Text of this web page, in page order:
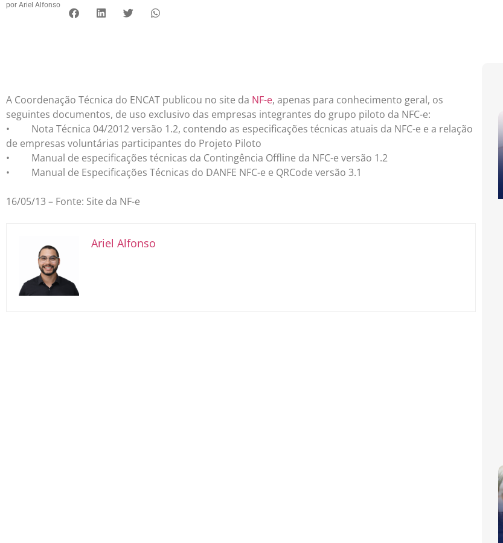
por Ariel Alfonso
A Coordenação Técnica do ENCAT publicou no site da NF-e, apenas para conhecimento geral, os
seguintes documentos, de uso exclusivo das empresas integrantes do grupo piloto da NFC-e:
• Nota Técnica 04/2012 versão 1.2, contendo as especificações técnicas atuais da NFC-e e a relação
de empresas voluntárias participantes do Projeto Piloto
• Manual de especificações técnicas da Contingência Offline da NFC-e versão 1.2
• Manual de Especificações Técnicas do DANFE NFC-e e QRCode versão 3.1
16/05/13 – Fonte: Site da NF-e
Ariel Alfonso